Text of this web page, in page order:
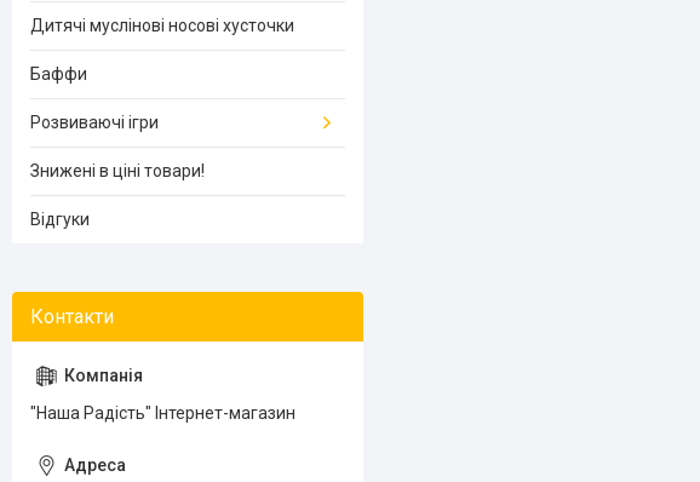
Дитячі муслінові носові хусточки
Баффи
Розвиваючі ігри
Знижені в ціні товари!
Відгуки
"Наша Радість" Інтернет-магазин